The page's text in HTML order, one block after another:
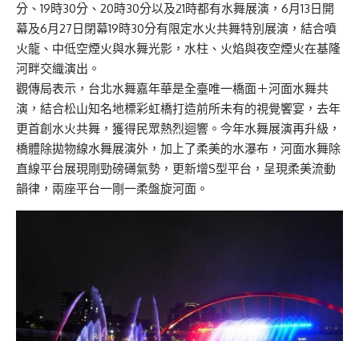
分、19時30分、20時30分以及21時都有水舞展演，6月13日開
幕及6月27日閉幕19時30分有限定水火共舞特別展演，結合噴
火龍、中低空煙火與水舞光影，水柱、火焰與夜空煙火在基隆
河畔交織演出。
觀傳局表示，台北水舞嘉年華是全臺唯一橋面＋河面水舞共
演，結合松山知名地標彩虹橋打造前所未有的視覺饗宴，去年
更首創水火共舞，獲得民眾熱烈迴響。今年水舞展演再升級，
橋體除拋物線水舞展演外，加上了柔美的水瀑布，河面水舞除
直線平台展現剛勁磅礡氣勢，更新增S型平台，呈現柔美流動
韻律，兩座平台一剛一柔盤旋河面。